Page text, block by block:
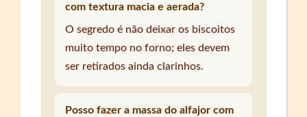
com textura macia e aerada?
O segredo é não deixar os biscoitos
muito tempo no forno; eles devem
ser retirados ainda clarinhos.
Posso fazer a massa do alfajor com